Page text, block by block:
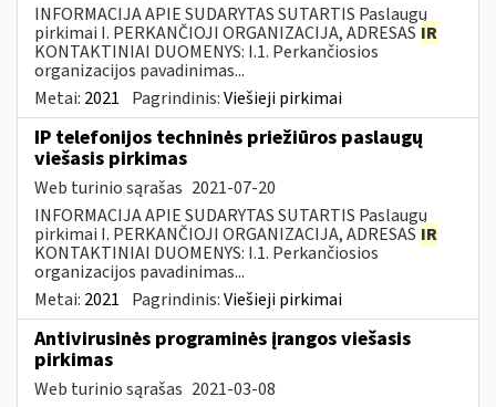
INFORMACIJA APIE SUDARYTAS SUTARTIS Paslaugų
pirkimai I. PERKANČIOJI ORGANIZACIJA, ADRESAS IR
KONTAKTINIAI DUOMENYS: I.1. Perkančiosios
organizacijos pavadinimas...
Metai: 2021 Pagrindinis:Viešieji pirkimai
IP telefonijos techninės priežiūros paslaugų
viešasis pirkimas
Web turinio sąrašas 2021-07-20
INFORMACIJA APIE SUDARYTAS SUTARTIS Paslaugų
pirkimai I. PERKANČIOJI ORGANIZACIJA, ADRESAS IR
KONTAKTINIAI DUOMENYS: I.1. Perkančiosios
organizacijos pavadinimas...
Metai: 2021 Pagrindinis:Viešieji pirkimai
Antivirusinės programinės įrangos viešasis
pirkimas
Web turinio sąrašas 2021-03-08